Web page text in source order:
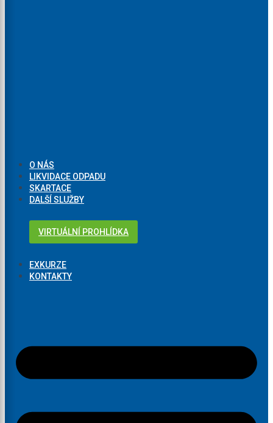
O NÁS
LIKVIDACE ODPADU
SKARTACE
DALŠÍ SLUŽBY
VIRTUÁLNÍ PROHLÍDKA
EXKURZE
KONTAKTY